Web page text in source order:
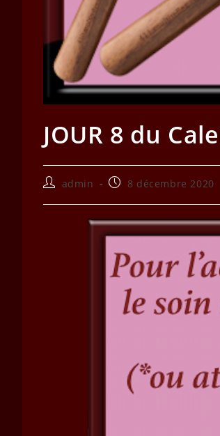
JOUR 8 du
Auteur/autrice
la
publication :
admin
Publication
8 décembre 2020